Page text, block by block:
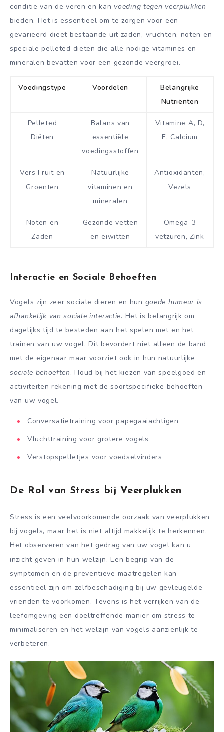
conditie van de veren en kan voeding tegen veerplukken
bieden. Het is essentieel om te zorgen voor een
gevarieerd dieet bestaande uit zaden, vruchten, noten en
speciale pelleted diëten die alle nodige vitamines en
mineralen bevatten voor een gezonde veergroei.
Voedingstype Voordelen
Belangrijke
Nutriënten
Pelleted
Diëten
Balans van
essentiële
voedingsstoffen
Vitamine A, D,
E, Calcium
Vers Fruit en
Groenten
Natuurlijke
vitaminen en
mineralen
Antioxidanten,
Vezels
Noten en
Zaden
Gezonde vetten
en eiwitten
Omega-3
vetzuren, Zink
Interactie en Sociale Behoeften
Vogels zijn zeer sociale dieren en hun goede humeur is
afhankelijk van sociale interactie. Het is belangrijk om
dagelijks tijd te besteden aan het spelen met en het
trainen van uw vogel. Dit bevordert niet alleen de band
met de eigenaar maar voorziet ook in hun natuurlijke
sociale behoeften. Houd bij het kiezen van speelgoed en
activiteiten rekening met de soortspecifieke behoeften
van uw vogel.
Conversatietraining voor papegaaiachtigen
Vluchttraining voor grotere vogels
Verstopspelletjes voor voedselvinders
De Rol van Stress bij Veerplukken
Stress is een veelvoorkomende oorzaak van veerplukken
bij vogels, maar het is niet altijd makkelijk te herkennen.
Het observeren van het gedrag van uw vogel kan u
inzicht geven in hun welzijn. Een begrip van de
symptomen en de preventieve maatregelen kan
essentieel zijn om zelfbeschadiging bij uw gevleugelde
vrienden te voorkomen. Tevens is het verrijken van de
leefomgeving een doeltreffende manier om stress te
minimaliseren en het welzijn van vogels aanzienlijk te
verbeteren.